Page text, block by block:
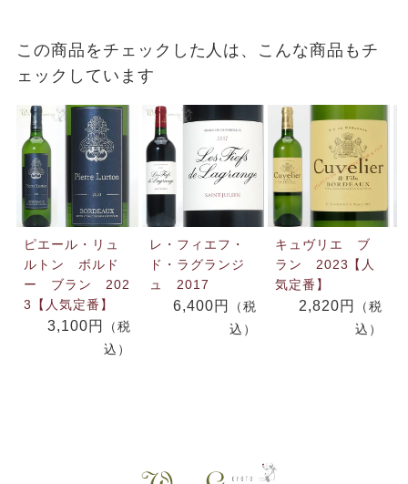
この商品をチェックした人は、こんな商品もチ
ェックしています
ピエール・リュ
ルトン ボルド
ー ブラン 202
3【人気定番】
3,100円
（税
込）
レ・フィエフ・
ド・ラグランジ
ュ 2017
6,400円
（税
込）
キュヴリエ ブ
ラン 2023【人
気定番】
2,820円
（税
込）